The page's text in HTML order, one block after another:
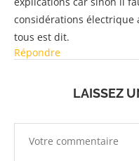
considérations électrique
tous est dit.
Répondre
LAISSEZ